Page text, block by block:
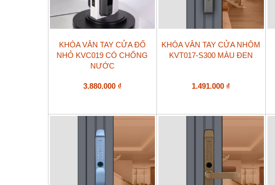
KHÓA VÂN TAY CỬA ĐỐ
NHỎ KVC019 CÓ CHỐNG
NƯỚC
3.880.000 ₫
KHÓA VÂN TAY CỬA NHÔM
KVT017-S300 MÀU ĐEN
1.491.000 ₫